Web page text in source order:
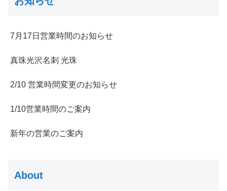
7月17日営業時間のお知らせ
真珠光沢名刺 光珠
2/10 営業時間変更のお知らせ
1/10営業時間のご案内
新年の営業のご案内
About